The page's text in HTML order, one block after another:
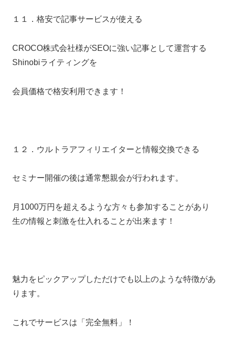
１１．格安で記事サービスが使える
CROCO株式会社様がSEOに強い記事として運営する
Shinobiライティングを
会員価格で格安利用できます！
１２．ウルトラアフィリエイターと情報交換できる
セミナー開催の後は通常懇親会が行われます。
月1000万円を超えるような方々も参加することがあり
生の情報と刺激を仕入れることが出来ます！
魅力をピックアップしただけでも以上のような特徴があ
ります。
これでサービスは「完全無料」！